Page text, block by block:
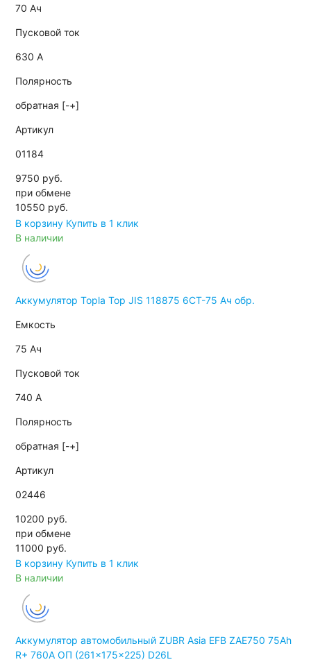
70 Ач
Пусковой ток
630 А
Полярность
обратная [-+]
Артикул
01184
9750 руб.
при обмене
10550 руб.
В корзину Купить в 1 клик
В наличии
Аккумулятор Topla Top JIS 118875 6СТ-75 Ач обр.
Емкость
75 Ач
Пусковой ток
740 А
Полярность
обратная [-+]
Артикул
02446
10200 руб.
при обмене
11000 руб.
В корзину Купить в 1 клик
В наличии
Аккумулятор автомобильный ZUBR Asia EFB ZAE750 75Ah
R+ 760A ОП (261x175x225) D26L